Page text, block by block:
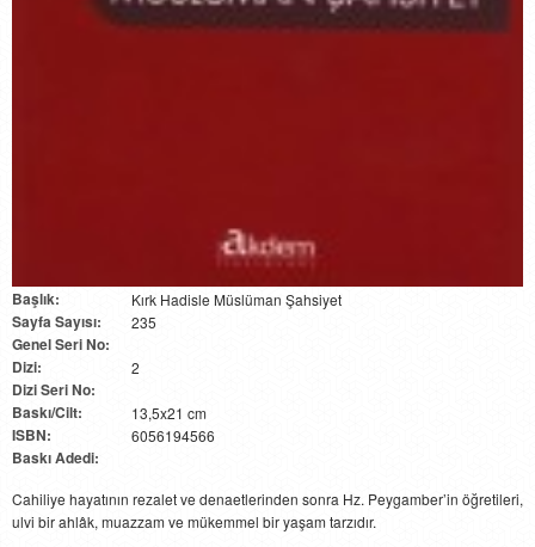
Başlık: Kırk Hadisle Müslüman Şahsiyet
Sayfa Sayısı: 235
Genel Seri No:
Dizi:
2
Dizi Seri No:
Baskı/Cilt:
13,5x21 cm
ISBN: 6056194566
Baskı Adedi:
Cahiliye hayatının rezalet ve denaetlerinden sonra Hz. Peygamber’in öğretileri,
ulvi bir ahlâk, muazzam ve mükemmel bir yaşam tarzıdır.